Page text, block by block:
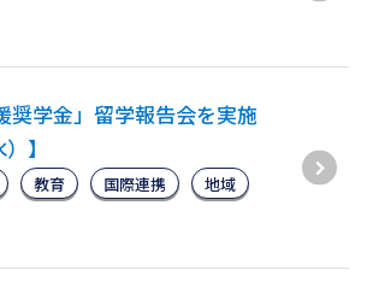
奨学金」留学報告会を実施
】
教育 国際連携
地域